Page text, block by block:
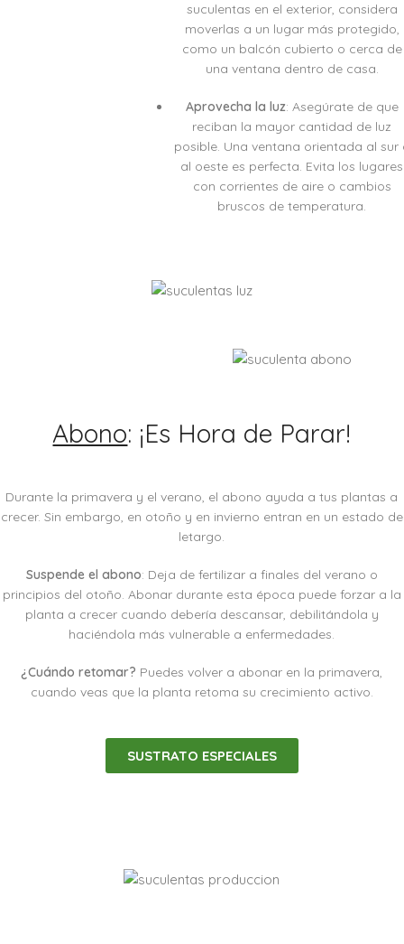
suculentas en el exterior, considera
moverlas a un lugar más protegido,
como un balcón cubierto o cerca de
una ventana dentro de casa.
Aprovecha la luz: Asegúrate de que
reciban la mayor cantidad de luz
posible. Una ventana orientada al sur
al oeste es perfecta. Evita los lugares
con corrientes de aire o cambios
bruscos de temperatura.
Abono: ¡Es Hora de Parar!
Durante la primavera y el verano, el abono ayuda a tus plantas a
crecer. Sin embargo, en otoño y en invierno entran en un estado de
letargo.
Suspende el abono: Deja de fertilizar a finales del verano o
principios del otoño. Abonar durante esta época puede forzar a la
planta a crecer cuando debería descansar, debilitándola y
haciéndola más vulnerable a enfermedades.
¿Cuándo retomar? Puedes volver a abonar en la primavera,
cuando veas que la planta retoma su crecimiento activo.
SUSTRATO ESPECIALES